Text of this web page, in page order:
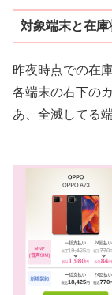
対象端末と在庫
昨夜時点での在
各端末の右下の
あ、全滅してる